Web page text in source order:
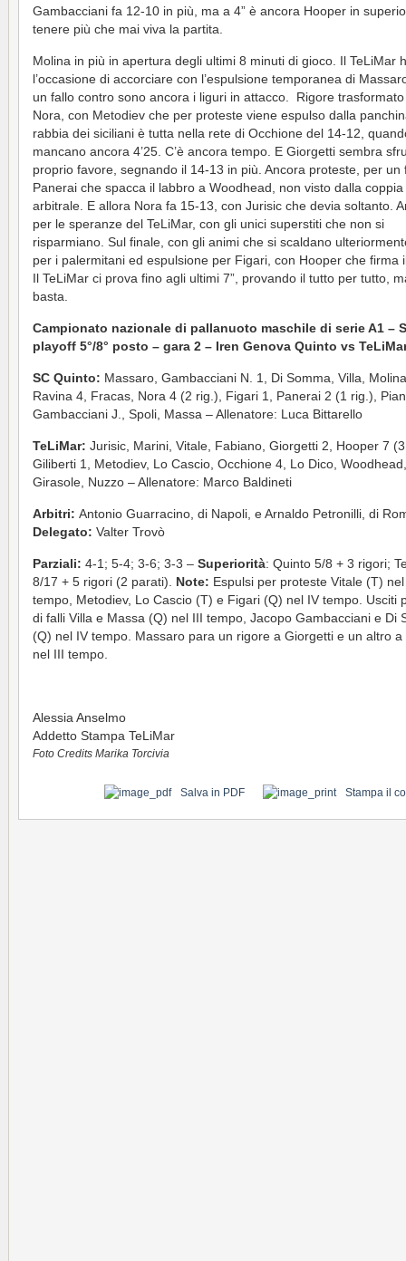
Gambacciani fa 12-10 in più, ma a 4” è ancora Hooper in
tenere più che mai viva la partita.
Molina in più in apertura degli ultimi 8 minuti di gioco. Il TeLiMar
l’occasione di accorciare con l’espulsione temporanea di
un fallo contro sono ancora i liguri in attacco. Rigore
Nora, con Metodiev che per proteste viene espulso dalla
rabbia dei siciliani è tutta nella rete di Occhione del 14-12,
mancano ancora 4’25. C’è ancora tempo. E Giorgetti sembra
proprio favore, segnando il 14-13 in più. Ancora proteste, per un
Panerai che spacca il labbro a Woodhead, non visto dalla coppia
arbitrale. E allora Nora fa 15-13, con Jurisic che devia soltanto.
per le speranze del TeLiMar, con gli unici superstiti che non si
risparmiano. Sul finale, con gli animi che si scaldano
per i palermitani ed espulsione per Figari, con Hooper che firma
Il TeLiMar ci prova fino agli ultimi 7”, provando il tutto per tutto,
basta.
Campionato nazionale di pallanuoto maschile di serie A1 –
playoff 5°/8° posto – gara 2 – Iren Genova Quinto vs
SC Quinto: Massaro, Gambacciani N. 1, Di Somma, Villa,
Ravina 4, Fracas, Nora 4 (2 rig.), Figari 1, Panerai 2 (1 rig.),
Gambacciani J., Spoli, Massa – Allenatore: Luca Bittarello
TeLiMar: Jurisic, Marini, Vitale, Fabiano, Giorgetti 2, Hooper 7
Giliberti 1, Metodiev, Lo Cascio, Occhione 4, Lo Dico, Woodhead,
Girasole, Nuzzo – Allenatore: Marco Baldineti
Arbitri: Antonio Guarracino, di Napoli, e Arnaldo Petronilli, di
Delegato: Valter Trovò
Parziali: 4-1; 5-4; 3-6; 3-3 – Superiorità: Quinto 5/8 + 3 rigori;
8/17 + 5 rigori (2 parati). Note: Espulsi per proteste Vitale (T)
tempo, Metodiev, Lo Cascio (T) e Figari (Q) nel IV tempo. Usciti
di falli Villa e Massa (Q) nel III tempo, Jacopo Gambacciani e Di
(Q) nel IV tempo. Massaro para un rigore a Giorgetti e un altro a
nel III tempo.
Alessia Anselmo
Addetto Stampa TeLiMar
Foto Credits Marika Torcivia
Salva in PDF Stampa il